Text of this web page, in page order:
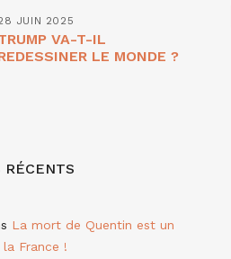
JUIN 2025
VA-T-IL
LE MONDE ?
La mort de Quentin est un
France !